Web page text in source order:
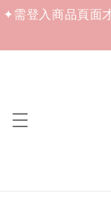
✦需登入商品頁面